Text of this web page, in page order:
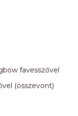
favesszővel
(összevont)